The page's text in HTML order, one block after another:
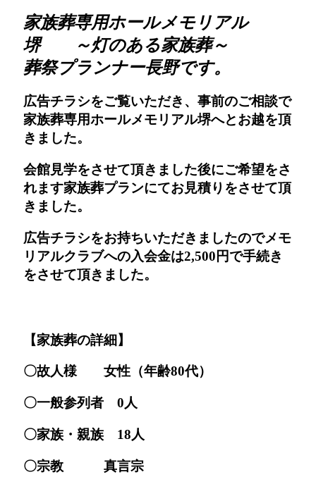
家族葬専用ホールメモリアル
堺 ～灯のある家族葬～
葬祭プランナー長野です。
広告チラシをご覧いただき、事前のご相談で
家族葬専用ホールメモリアル堺へとお越を頂
きました。
会館見学をさせて頂きました後にご希望をさ
れます家族葬プランにてお見積りをさせて頂
きました。
広告チラシをお持ちいただきましたのでメモ
リアルクラブへの入会金は2,500円で手続き
をさせて頂きました。
【家族葬の詳細】
〇故人様 女性（年齢80代）
〇一般参列者 0人
〇家族・親族 18人
〇宗教 真言宗